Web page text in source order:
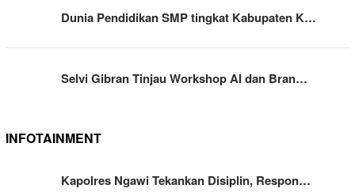
Dunia Pendidikan SMP tingkat Kabupaten K…
Selvi Gibran Tinjau Workshop AI dan Bran…
INFOTAINMENT
Kapolres Ngawi Tekankan Disiplin, Respon…